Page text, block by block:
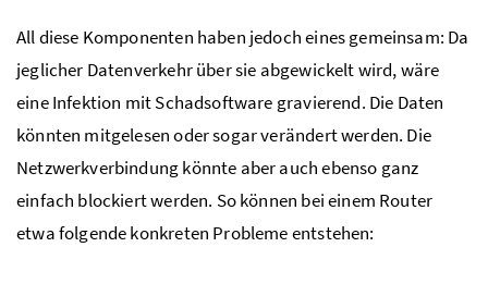
All diese Komponenten haben jedoch eines gemeinsam: Da
jeglicher Datenverkehr über sie abgewickelt wird, wäre
eine Infektion mit Schadsoftware gravierend. Die Daten
könnten mitgelesen oder sogar verändert werden. Die
Netzwerkverbindung könnte aber auch ebenso ganz
einfach blockiert werden. So können bei einem Router
etwa folgende konkreten Probleme entstehen: